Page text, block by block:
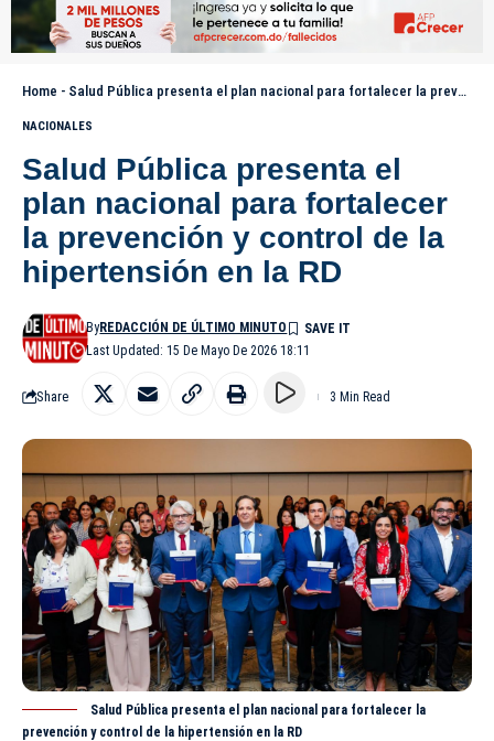
Home - Salud Pública presenta el plan nacional para fortalecer la prevención y control de la hipertensión en la RD
NACIONALES
Salud Pública presenta el
plan nacional para fortalecer
la prevención y control de la
hipertensión en la RD
Last Updated: 15 De Mayo De 2026 18:11
ByREDACCIÓN DE ÚLTIMO MINUTO
Share 3 Min Read
Salud Pública presenta el plan nacional para fortalecer la
prevención y control de la hipertensión en la RD